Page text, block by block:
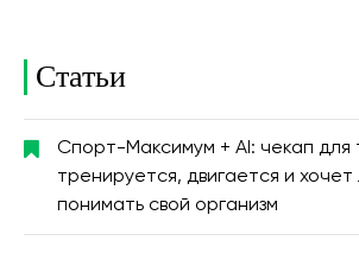
Статьи
Спорт-Максимум + AI: чекап для
тренируется, двигается и
понимать свой организм